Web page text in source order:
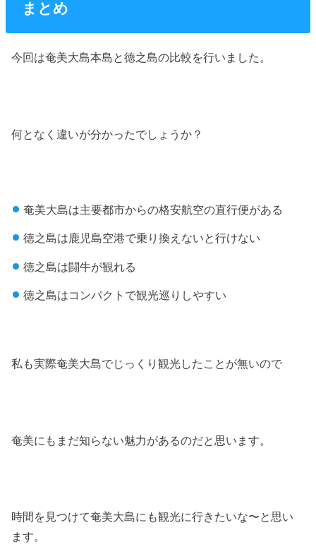
まとめ
今回は奄美大島本島と徳之島の比較を行いました。
何となく違いが分かったでしょうか？
奄美大島は主要都市からの格安航空の直行便がある
徳之島は鹿児島空港で乗り換えないと行けない
徳之島は闘牛が観れる
徳之島はコンパクトで観光巡りしやすい
私も実際奄美大島でじっくり観光したことが無いので
奄美にもまだ知らない魅力があるのだと思います。
時間を見つけて奄美大島にも観光に行きたいな〜と思い
ます。